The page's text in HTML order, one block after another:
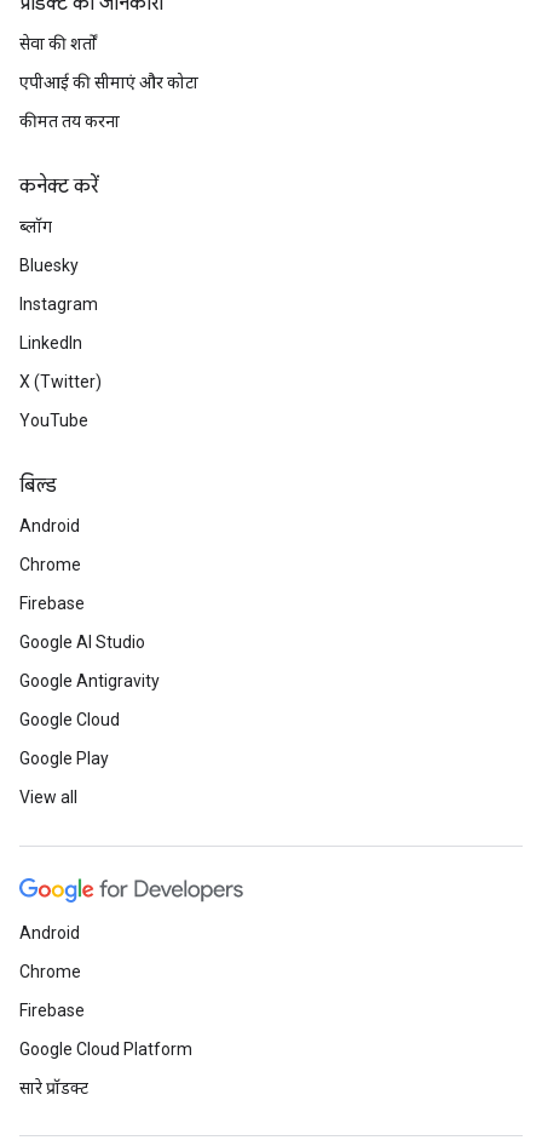
सेवा की शर्तों
एपीआई की सीमाएं और कोटा
कीमत तय करना
कनेक्ट करें
ब्लॉग
Bluesky
Instagram
LinkedIn
X (Twitter)
YouTube
बिल्ड
Android
Chrome
Firebase
Google AI Studio
Google Antigravity
Google Cloud
Google Play
View all
Android
Chrome
Firebase
Google Cloud Platform
सारे प्रॉडक्ट